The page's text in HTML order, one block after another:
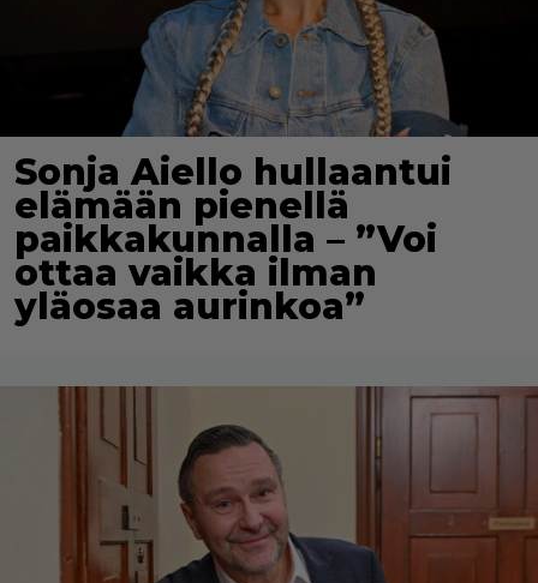
Sonja Aiello hullaantui
elämään pienellä
paikkakunnalla – ”Voi
ottaa vaikka ilman
yläosaa aurinkoa”